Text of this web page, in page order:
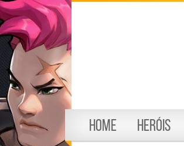
Home Heróis